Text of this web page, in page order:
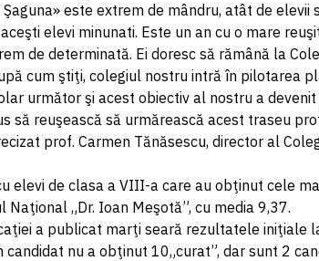
este extrem de mândru, atât de elevii
elevi minunati. Este un an cu o mare
de determinată. Ei doresc să rămână la
cum ştiţi, colegiul nostru intră în pilotarea
următor şi acest obiectiv al nostru a
să reuşească să urmărească acest traseu
prof. Carmen Tănăsescu, director al
elevi de clasa a VIII-a care au obţinut cele
„Dr. Ioan Meşotă”, cu media 9,37.
a publicat marţi seară rezultatele iniţiale
candidat nu a obţinut 10„curat”, dar sunt 2